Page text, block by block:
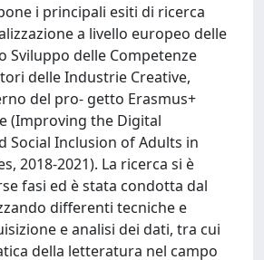
i principali esiti di ricerca
a livello europeo delle
Sviluppo delle Competenze
delle Industrie Creative,
del pro- getto Erasmus+
(Improving the Digital
Social Inclusion of Adults in
2018-2021). La ricerca si è
fasi ed è stata condotta dal
differenti tecniche e
e analisi dei dati, tra cui
della letteratura nel campo